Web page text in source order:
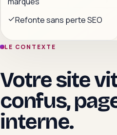
Refonte sans perte SEO
LE CONTEXTE
Votre site
confus,
interne.